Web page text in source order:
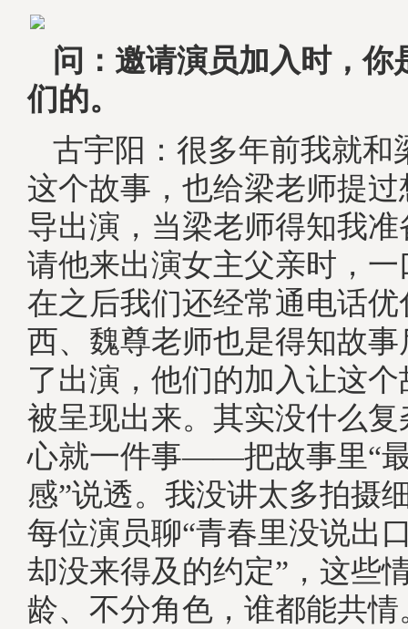
问：邀请演员加入时，你
们的。
古宇阳：很多年前我就和
这个故事，也给梁老师提
导出演，当梁老师得知我
请他来出演女主父亲时，
在之后我们还经常通电话
西、魏尊老师也是得知故
了出演，他们的加入让这
被呈现出来。其实没什么
心就一件事——把故事里“
感”说透。我没讲太多拍摄
每位演员聊“青春里没说出
却没来得及的约定”，这些
龄、不分角色，谁都能共